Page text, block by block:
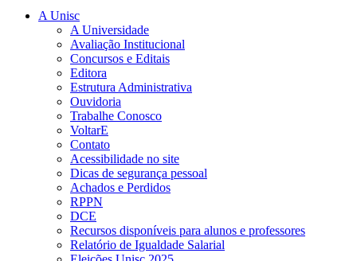
A Unisc
A Universidade
Avaliação Institucional
Concursos e Editais
Editora
Estrutura Administrativa
Ouvidoria
Trabalhe Conosco
VoltarE
Contato
Acessibilidade no site
Dicas de segurança pessoal
Achados e Perdidos
RPPN
DCE
Recursos disponíveis para alunos e professores
Relatório de Igualdade Salarial